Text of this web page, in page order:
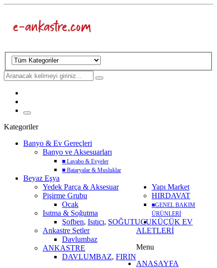
Kategoriler
Banyo & Ev Gereçleri
Banyo ve Aksesuarları
■ Lavabo & Evyeler
■ Bataryalar & Musluklar
Beyaz Eşya
Yedek Parça & Aksesuar
Pişirme Grubu
Ocak
Isıtma & Soğutma
Şofben, Isıtıcı, SOĞUTUCU
Ankastre Setler
Davlumbaz
ANKASTRE
DAVLUMBAZ, FIRIN
Yapı Market
HIRDAVAT
■GENEL BAKIM
ÜRÜNLERİ
KÜÇÜK EV
ALETLERİ
Menu
ANASAYFA